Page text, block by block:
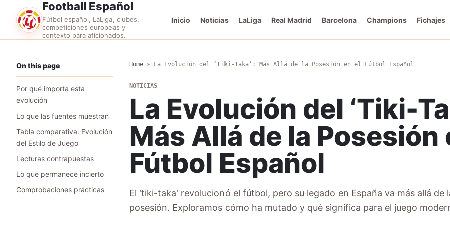
Football Español
Fútbol español, LaLiga, clubes,
competiciones europeas y
contexto para aficionados.
Inicio Noticias LaLiga Real Madrid Barcelona Champions Fichajes
On this page
Por qué importa esta
evolución
Lo que las fuentes muestran
Tabla comparativa: Evolución
del Estilo de Juego
Lecturas contrapuestas
Lo que permanece incierto
Comprobaciones prácticas
Home» La Evolución del ‘Tiki-Taka’: Más Allá de la Posesión en el Fútbol Español
NOTICIAS
La Evolución del ‘Tiki-
Más Allá de la Posesión
Fútbol Español
El 'tiki-taka' revolucionó el fútbol, pero su legado en España va más allá de
posesión. Exploramos cómo ha mutado y qué significa para el juego